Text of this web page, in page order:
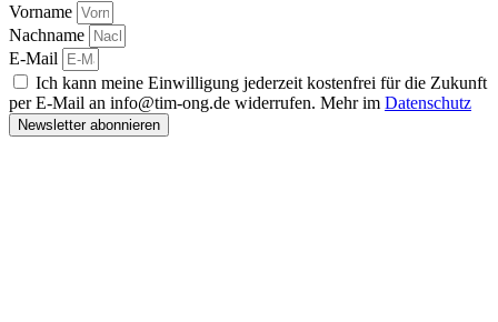
Vorname
Nachname
E-Mail
Ich kann meine Einwilligung jederzeit kostenfrei für die Zukunft
per E-Mail an info@tim-ong.de widerrufen. Mehr im Datenschutz
Newsletter abonnieren